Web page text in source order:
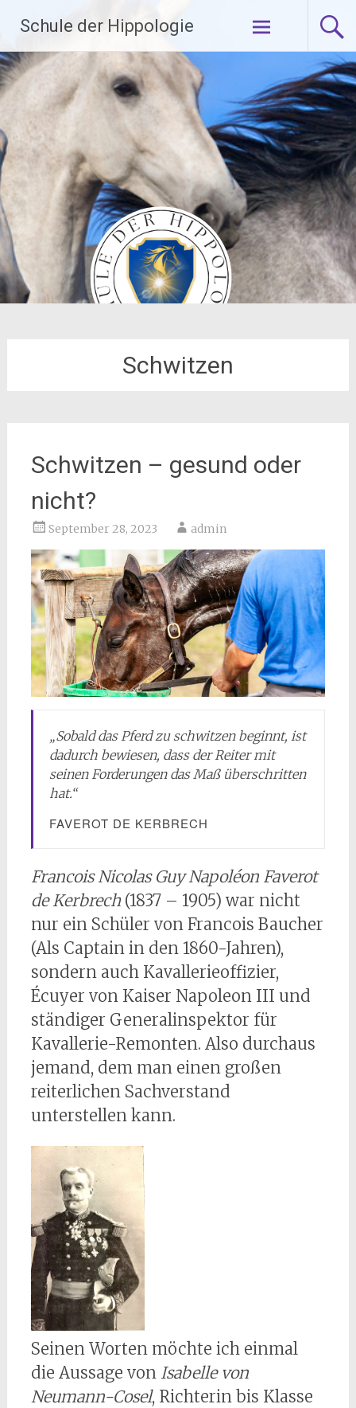
Inhalt
springen
Schule der Hippologie
Schwitzen
Schwitzen – gesund oder
nicht?
September 28, 2023 admin
„Sobald das Pferd zu schwitzen beginnt, ist
dadurch bewiesen, dass der Reiter mit
seinen Forderungen das Maß überschritten
hat.“
FAVEROT DE KERBRECH
Francois Nicolas Guy Napoléon Faverot
de Kerbrech(1837 – 1905) war nicht
nur ein Schüler von Francois Baucher
(Als Captain in den 1860-Jahren),
sondern auch Kavallerieoffizier,
Écuyer von Kaiser Napoleon III und
ständiger Generalinspektor für
Kavallerie-Remonten. Also durchaus
jemand, dem man einen großen
reiterlichen Sachverstand
unterstellen kann.
Seinen Worten möchte ich einmal
die Aussage von Isabelle von
Neumann-Cosel, Richterin bis Klasse